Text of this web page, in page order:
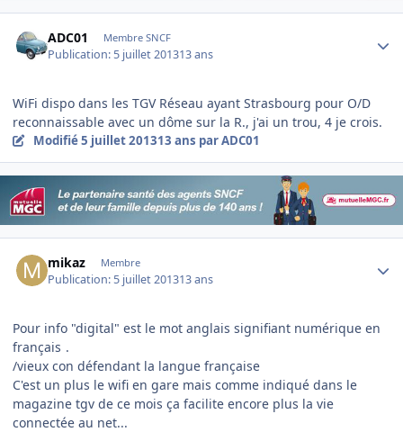
ADC01 Membre SNCF
Publication: 5 juillet 201313 ans
WiFi dispo dans les TGV Réseau ayant Strasbourg pour O/D
reconnaissable avec un dôme sur la R., j'ai un trou, 4 je crois.
Modifié5 juillet 201313 ans par ADC01
mikaz Membre
Publication: 5 juillet 201313 ans
Pour info "digital" est le mot anglais signifiant numérique en
français .
/vieux con défendant la langue française
C'est un plus le wifi en gare mais comme indiqué dans le
magazine tgv de ce mois ça facilite encore plus la vie
connectée au net...